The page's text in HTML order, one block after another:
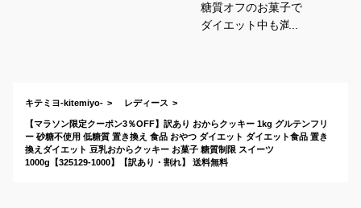
糖質オフのお菓子で
ダイエット中も満足
キテミヨ-kitemiyo- レディース
【マラソン限定クーポン3％OFF】訳あり おからクッキー 1kg グルテンフリ
ー 砂糖不使用 低糖質 置き換え 食品 おやつ ダイエット ダイエット食品 置き
換えダイエット 豆乳おからクッキー お菓子 糖質制限 スイーツ
1000g【325129-1000】【訳あり・割れ】 送料無料